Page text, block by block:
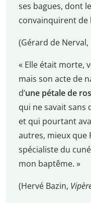
ses bagues, dont
convainquirent de
(Gérard de Nerval,
« Elle était morte,
mais son acte de
d’une pétale de
qui ne savait sans
et qui pourtant
autres, mieux que
spécialiste du
mon baptême. »
(Hervé Bazin,